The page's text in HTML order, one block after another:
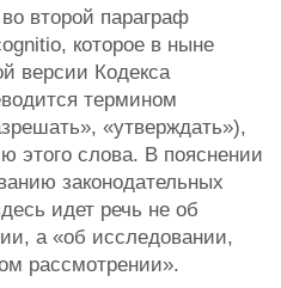
второй параграф
которое в ныне
версии Кодекса
термином
«утверждать»),
этого слова. В пояснении
законодательных
идет речь не об
а «об исследовании,
рассмотрении».